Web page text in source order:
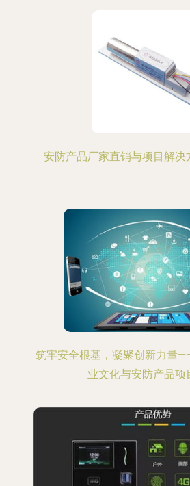
安防产品厂家直销与项目解决
筑牢安全根基，凝聚创新力量
业文化与安防产品项